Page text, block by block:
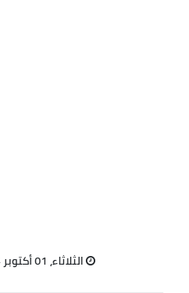
الثلاثاء، 01 أكتوبر 2024 08:13 ص